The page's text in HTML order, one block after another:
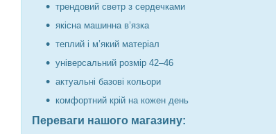
трендовий светр з сердечками
якісна машинна в’язка
теплий і м’який матеріал
універсальний розмір 42–46
актуальні базові кольори
комфортний крій на кожен день
Переваги нашого магазину: